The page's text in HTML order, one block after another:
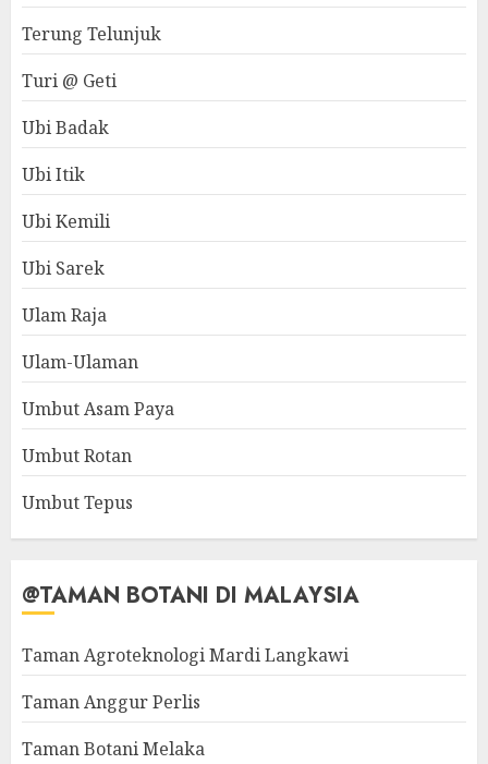
Terung Telunjuk
Turi @ Geti
Ubi Badak
Ubi Itik
Ubi Kemili
Ubi Sarek
Ulam Raja
Ulam-Ulaman
Umbut Asam Paya
Umbut Rotan
Umbut Tepus
@TAMAN BOTANI DI MALAYSIA
Taman Agroteknologi Mardi Langkawi
Taman Anggur Perlis
Taman Botani Melaka